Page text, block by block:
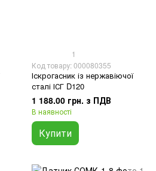
1
Код товару: 000080355
Іскрогасник із нержавіючої
сталі ІСГ D120
1 188.00 грн. з ПДВ
В наявності
Купити